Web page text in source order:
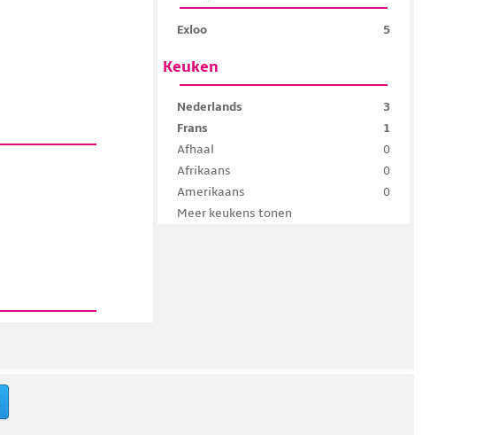
Exloo 5
Keuken
Nederlands
3
Frans
1
Afhaal
0
Afrikaans
0
Amerikaans
0
Meer keukens tonen